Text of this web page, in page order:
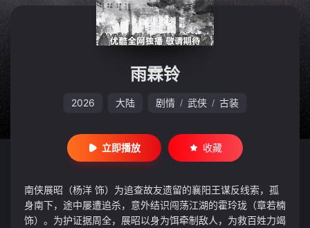
雨霖铃
2026 大陆 剧情 / 武侠 / 古装
立即播放 收藏
南侠展昭（杨洋 饰）为追查故友遗留的襄阳王谋反线索，孤
身南下，途中屡遭追杀，意外结识闯荡江湖的霍玲珑（章若楠
饰）。为护证据周全，展昭以身为饵牵制敌人，为救百姓力竭